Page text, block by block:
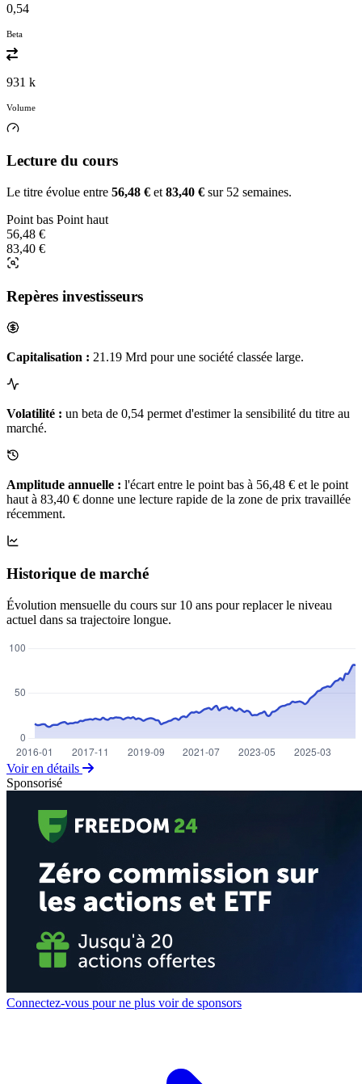
0,54
Beta
931 k
Volume
Lecture du cours
Le titre évolue entre 56,48 € et 83,40 € sur 52 semaines.
Point bas Point haut
56,48 €
83,40 €
Repères investisseurs
Capitalisation : 21.19 Mrd pour une société classée large.
Volatilité : un beta de 0,54 permet d'estimer la sensibilité du titre au
marché.
Amplitude annuelle : l'écart entre le point bas à 56,48 € et le point
haut à 83,40 € donne une lecture rapide de la zone de prix travaillée
récemment.
Historique de marché
Évolution mensuelle du cours sur 10 ans pour replacer le niveau
actuel dans sa trajectoire longue.
Voir en détails
Sponsorisé
Connectez-vous pour ne plus voir de sponsors